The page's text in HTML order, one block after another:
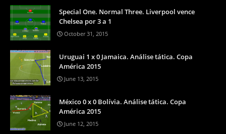
Special One. Normal Three. Liverpool vence
Chelsea por 3 a 1
October 31, 2015
Uruguai 1 x 0 Jamaica. Análise tática. Copa
América 2015
June 13, 2015
México 0 x 0 Bolívia. Análise tática. Copa
América 2015
June 12, 2015